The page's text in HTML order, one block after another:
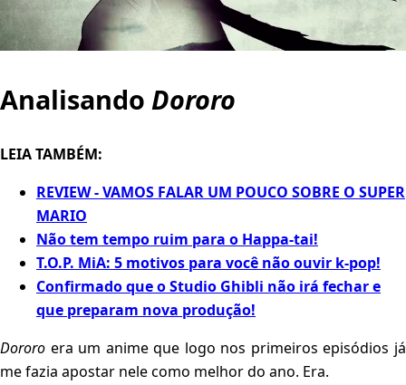
Analisando Dororo
LEIA TAMBÉM:
REVIEW - VAMOS FALAR UM POUCO SOBRE O SUPER
MARIO
Não tem tempo ruim para o Happa-tai!
T.O.P. MiA: 5 motivos para você não ouvir k-pop!
Confirmado que o Studio Ghibli não irá fechar e
que preparam nova produção!
Dororo era um anime que logo nos primeiros episódios já
me fazia apostar nele como melhor do ano. Era.